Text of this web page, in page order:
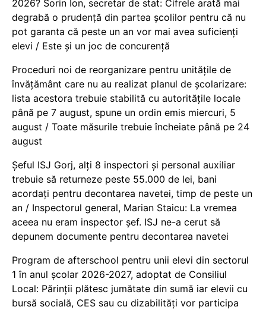
2026? Sorin Ion, secretar de stat: Cifrele arată mai
degrabă o prudență din partea școlilor pentru că nu
pot garanta că peste un an vor mai avea suficienți
elevi / Este și un joc de concurență
Proceduri noi de reorganizare pentru unitățile de
învățământ care nu au realizat planul de școlarizare:
lista acestora trebuie stabilită cu autoritățile locale
până pe 7 august, spune un ordin emis miercuri, 5
august / Toate măsurile trebuie încheiate până pe 24
august
Șeful ISJ Gorj, alți 8 inspectori și personal auxiliar
trebuie să returneze peste 55.000 de lei, bani
acordați pentru decontarea navetei, timp de peste un
an / Inspectorul general, Marian Staicu: La vremea
aceea nu eram inspector șef. ISJ ne-a cerut să
depunem documente pentru decontarea navetei
Program de afterschool pentru unii elevi din sectorul
1 în anul școlar 2026-2027, adoptat de Consiliul
Local: Părinții plătesc jumătate din sumă iar elevii cu
bursă socială, CES sau cu dizabilităţi vor participa